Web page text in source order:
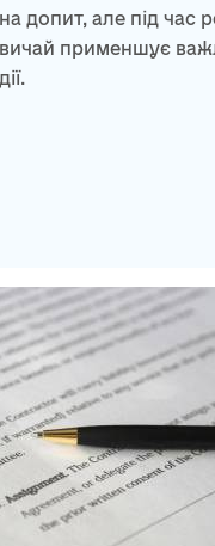
допит, але під час
применшує